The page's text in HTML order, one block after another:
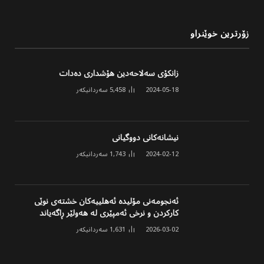
زۆرترین خوێنراو
زانکۆی سەلاحەدین هۆشداری دەدات
2024-05-18
5,458 سەردانیکەر
نیشانەکانی دووگیانی
2024-02-12
1,743 سەردانیکەر
ئەنجومەنی مۆلیدە ئەهلییەکان خشتەی نوێی
کارکردن و نرخی ئەمپێری لە هەولێر ڕاگەیاند
2026-03-02
1,631 سەردانیکەر